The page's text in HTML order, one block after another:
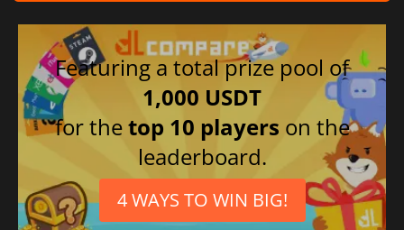
Featuring a total prize pool of
1,000 USDT
for thetop 10 players on the
leaderboard.
4 WAYS TO WIN BIG!